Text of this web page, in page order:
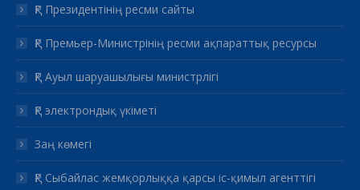
ҚР Президентінің ресми сайты
ҚР Премьер-Министрінің ресми ақпараттық ресурсы
ҚР Ауыл шаруашылығы министрлігі
ҚР электрондық үкіметі
Заң көмегі
ҚР Сыбайлас жемқорлыққа қарсы іс-қимыл агенттігі